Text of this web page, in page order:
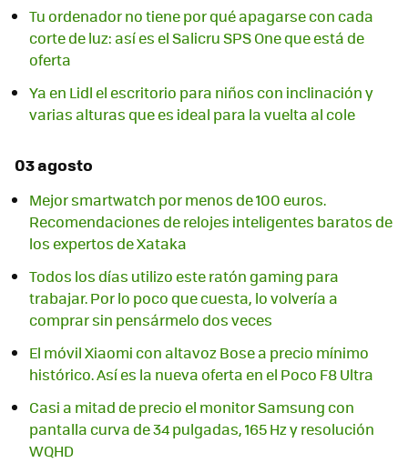
Tu ordenador no tiene por qué apagarse con cada
corte de luz: así es el Salicru SPS One que está de
oferta
Ya en Lidl el escritorio para niños con inclinación y
varias alturas que es ideal para la vuelta al cole
03 agosto
Mejor smartwatch por menos de 100 euros.
Recomendaciones de relojes inteligentes baratos de
los expertos de Xataka
Todos los días utilizo este ratón gaming para
trabajar. Por lo poco que cuesta, lo volvería a
comprar sin pensármelo dos veces
El móvil Xiaomi con altavoz Bose a precio mínimo
histórico. Así es la nueva oferta en el Poco F8 Ultra
Casi a mitad de precio el monitor Samsung con
pantalla curva de 34 pulgadas, 165 Hz y resolución
WQHD